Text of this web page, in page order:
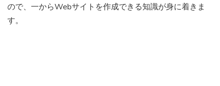
ので、一からWebサイトを作成できる知識が身に着きま
す。